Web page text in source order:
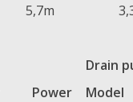
5,7m
Drain
Power
Model